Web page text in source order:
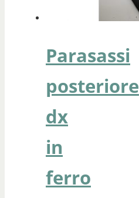
Parasassi
posteriore
dx
in
ferro